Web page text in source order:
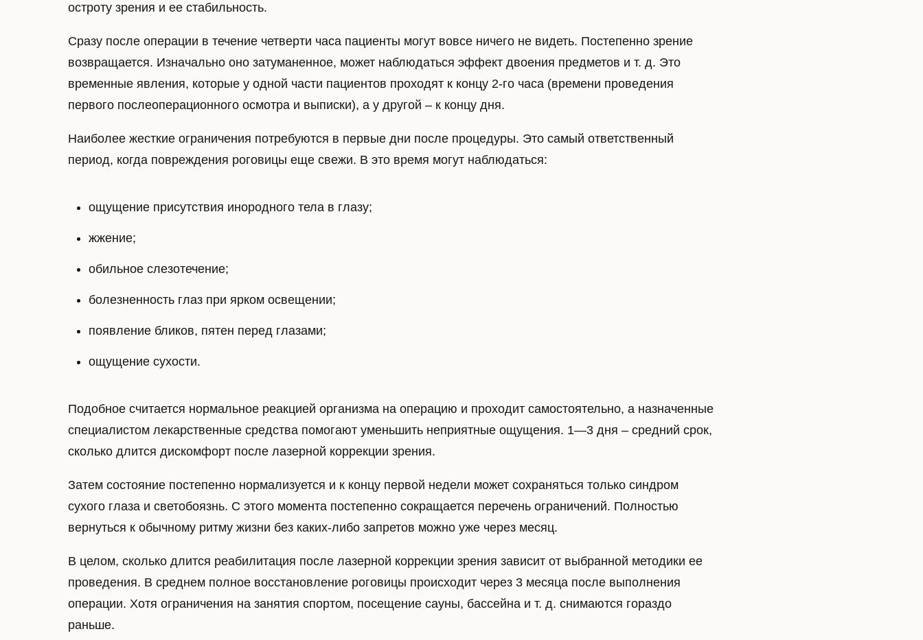
Комплексная диагностика зрения
близорукости
Лазерная коррекция Super LASIK
Лазерная коррекция Транс ФРК
Дальнозоркость
Рефракционная замена
Лазерная коррекция
дальнозоркости
Гиперметропия
Деструкция
стекловидного тела
Диагностика деструкции
стекловидного тела
Лазерный витреолизис
Лечение сетчатки глаза
Профилактическая
периферическая лазерная
коагуляция
Имплантация ИОЛ
остроту зрения и ее стабильность.
Сразу после операции в течение четверти часа пациенты могут вовсе ничего не видеть. Постепенно зрение
возвращается. Изначально оно затуманенное, может наблюдаться эффект двоения предметов и т. д. Это
временные явления, которые у одной части пациентов проходят к концу 2-го часа (времени проведения
первого послеоперационного осмотра и выписки), а у другой – к концу дня.
Наиболее жесткие ограничения потребуются в первые дни после процедуры. Это самый ответственный
период, когда повреждения роговицы еще свежи. В это время могут наблюдаться:
ощущение присутствия инородного тела в глазу;
жжение;
обильное слезотечение;
болезненность глаз при ярком освещении;
появление бликов, пятен перед глазами;
ощущение сухости.
Подобное считается нормальное реакцией организма на операцию и проходит самостоятельно, а назначенные
специалистом лекарственные средства помогают уменьшить неприятные ощущения. 1—3 дня – средний срок,
сколько длится дискомфорт после лазерной коррекции зрения.
Затем состояние постепенно нормализуется и к концу первой недели может сохраняться только синдром
сухого глаза и светобоязнь. С этого момента постепенно сокращается перечень ограничений. Полностью
вернуться к обычному ритму жизни без каких-либо запретов можно уже через месяц.
В целом, сколько длится реабилитация после лазерной коррекции зрения зависит от выбранной методики ее
проведения. В среднем полное восстановление роговицы происходит через 3 месяца после выполнения
операции. Хотя ограничения на занятия спортом, посещение сауны, бассейна и т. д. снимаются гораздо
раньше.